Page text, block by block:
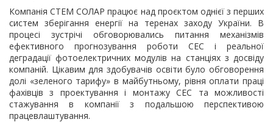
Компанія СТЕМ СОЛАР працює над проєктом однієї з перших
систем зберігання енергії на теренах заходу України. В
процесі зустрічі обговорювались питання механізмів
ефективного прогнозування роботи СЕС і реальної
деградації фотоелектричних модулів на станціях з досвіду
компаній. Цікавим для здобувачів освіти було обговорення
долі «зеленого тарифу» в майбутньому, рівня оплати праці
фахівців з проектування і монтажу СЕС та можливості
стажування в компанії з подальшою перспективою
працевлаштування.